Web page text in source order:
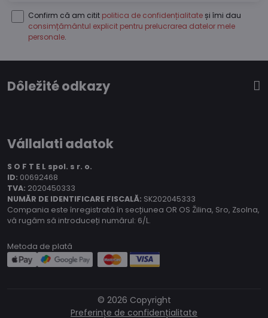
Confirm că am citit politica de confidențialitate și îmi dau
consimțământul explicit pentru prelucrarea datelor mele
personale.
Dôležité odkazy
Vállalati adatok
S O F T E L spol. s r. o.
ID: 00692468
TVA: 2020450333
NUMĂR DE IDENTIFICARE FISCALĂ: SK202045333
Compania este înregistrată în secțiunea OR OS Žilina, Sro, Zsolna,
vă rugăm să introduceți numărul: 6/L.
Metoda de plată
© 2026 Copyright
Preferințe de confidențialitate